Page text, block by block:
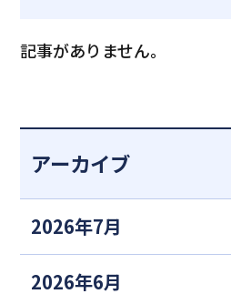
記事がありません。
アーカイブ
2026年7月
2026年6月